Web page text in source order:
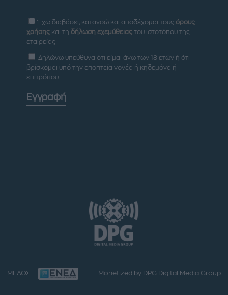
Έχω διαβάσει, κατανοώ και αποδέχομαι τους όρους
χρήσης και τη δήλωση εχεμύθειας του ιστοτόπου της
εταιρείας
Δηλώνω υπεύθυνα ότι είμαι άνω των 18 ετών ή ότι
βρίσκομαι υπό την εποπτεία γονέα ή κηδεμόνα ή
επιτρόπου
Εγγραφή
ΜΕΛΟΣ Monetized by DPG Digital Media Group